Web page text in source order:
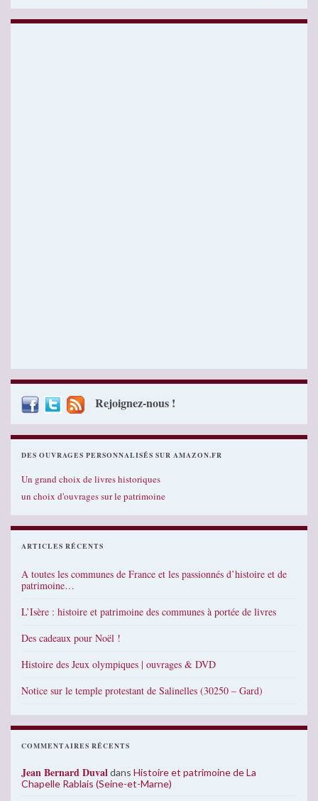
Rejoignez-nous !
DES OUVRAGES PERSONNALISÉS SUR AMAZON.FR
Un grand choix de livres historiques
un choix d'ouvrages sur le patrimoine
ARTICLES RÉCENTS
A toutes les communes de France et les passionnés d’histoire et de
patrimoine…
L’Isère : histoire et patrimoine des communes à portée de livres
Des cadeaux pour Noël !
Histoire des Jeux olympiques | ouvrages & DVD
Notice sur le temple protestant de Salinelles (30250 – Gard)
COMMENTAIRES RÉCENTS
Jean Bernard Duvaldans Histoire et patrimoine de La
Chapelle Rablais (Seine-et-Marne)